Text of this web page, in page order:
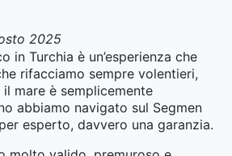
2025
in Turchia è un’esperienza che
rifacciamo sempre volentieri,
mare è semplicemente
abbiamo navigato sul Segmen
esperto, davvero una garanzia.